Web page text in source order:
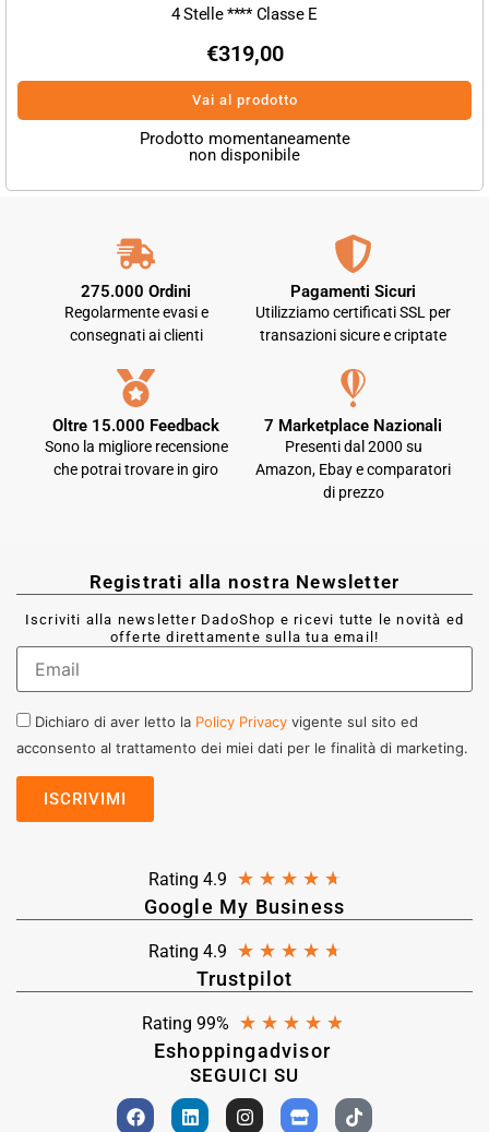
4 Stelle **** Classe E
€319,00
Vai al prodotto
Prodotto momentaneamente
non disponibile
275.000 Ordini
Regolarmente evasi e
consegnati ai clienti
Pagamenti Sicuri
Utilizziamo certificati SSL per
transazioni sicure e criptate
Oltre 15.000 Feedback
Sono la migliore recensione
che potrai trovare in giro
7 Marketplace Nazionali
Presenti dal 2000 su
Amazon, Ebay e comparatori
di prezzo
Registrati alla nostra Newsletter
Iscriviti alla newsletter DadoShop e ricevi tutte le novità ed
offerte direttamente sulla tua email!
Dichiaro di aver letto la Policy Privacy vigente sul sito ed
acconsento al trattamento dei miei dati per le finalità di marketing.
Rating 4.9 ★ ★ ★ ★ ★
Google My Business
Rating 4.9 ★ ★ ★ ★ ★
Trustpilot
Rating 99% ★ ★ ★ ★ ★
Eshoppingadvisor
SEGUICI SU